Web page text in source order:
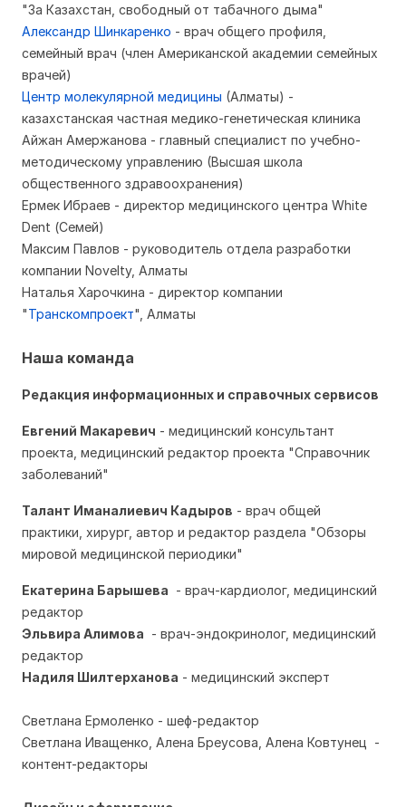
"За Казахстан, свободный от табачного дыма"
Александр Шинкаренко - врач общего профиля,
семейный врач (член Американской академии семейных
врачей)
Центр молекулярной медицины (Алматы) -
казахстанская частная медико-генетическая клиника
Айжан Амержанова - главный специалист по учебно-
методическому управлению (Высшая школа
общественного здравоохранения)
Ермек Ибраев - директор медицинского центра White
Dent (Семей)
Максим Павлов - руководитель отдела разработки
компании Novelty, Алматы
Наталья Харочкина - директор компании
"Транскомпроект", Алматы
Наша команда
Редакция информационных и справочных сервисов
Евгений Макаревич - медицинский консультант
проекта, медицинский редактор проекта "Справочник
заболеваний"
Талант Иманалиевич Кадыров - врач общей
практики, хирург, автор и редактор раздела "Обзоры
мировой медицинской периодики"
Екатерина Барышева - врач-кардиолог, медицинский
редактор
Эльвира Алимова - врач-эндокринолог, медицинский
редактор
Надиля Шилтерханова - медицинский эксперт
Светлана Ермоленко - шеф-редактор
Светлана Иващенко, Алена Бреусова, Алена Ковтунец -
контент-редакторы